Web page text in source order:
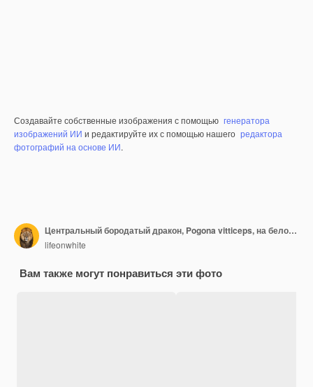
Создавайте собственные изображения с помощью генератора
изображений ИИ и редактируйте их с помощью нашего редактора
фотографий на основе ИИ.
Центральный бородатый дракон, Pogona vitticeps, на белом фоне
lifeonwhite
Вам также могут понравиться эти фото